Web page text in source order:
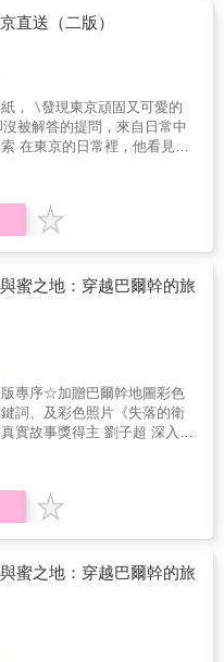
）繆爾是一位地質學家、
藝術家、作家和編輯，對於
業，他都以投注以深刻的洞
精神，這使他成為了大師。
（New York Times）繆爾著
所知的其他荒野作家更深扎
。——《洛杉磯時報》（Los
一位偉大的山之人……約翰·
化生活中如高塔般的存在，
Cocker），作家隨著越
們對世界做了什麼而感到震
和奉獻精神將迫切重要，可
（Edward Hoagland），美
人對於保護這種大美具有無
徐銘謙，台灣千里步道協
散文出奇地親密。他的著作
，山區充滿礦物質的冷冽空
樹脂味也躍然紙上。沒有其
這樣，對於大自然時時感到
繆爾，急於將那份驚奇傳達
和他一起經歷這風暴中。——
（Robert Macfarlane），
群山》作者啟發了現代環保
，荒野再次在其中綻放。——
）繆爾是一位地質學家、
藝術家、作家和編輯，對於
業，他都以投注以深刻的洞
精神，這使他成為了大師。
（New York Times）繆爾著
所知的其他荒野作家更深扎
。——《洛杉磯時報》（Los
一位偉大的山之人……約翰·
化生活中如高塔般的存在，
Cocker），作家隨著越
們對世界做了什麼而感到震
和奉獻精神將迫切重要，可
（Edward Hoagland），美
息，用散步的也可以。看看
不一定要走到終點呢。」 ➯
角度看待自己，原來生活有
B｜四十歲無職中年男子
這裡，並沒有特別目的，卻
身體感官和自己的思考，去
學時，念的都是某某大師的
得成熟、老練，卻也日漸陳
如此勾勒出的人生地圖，會
尾道沒
方，只有想偷偷藏起不願告
「有時我會覺得，尾道的日子
那真的發生過嗎，不是腦海裡
我再次走出車站北口，石階
嚨喘得好乾澀，從山徑轉彎
屋瓦黃牆壁的屋子，那空氣
院傳來的鐘聲，都告訴我，
世界，而我隨時都可以回
戒指的人、眷戀舊物所以持
寫不出來的人、跨越半個地
家店的氛圍而去打工的人；
的阿媽一人經營的喫茶店、
午覺再下來喝咖啡的小餐
「我之前寫過一版文案
和我說，他想要看到我很直
編）。然後他說，只有 200
到沒關係。『我跟你說，因
穿行國界、路程長達一千哩
……最後，為旅程畫下句點
史、速度也如年邁老牛的老
」車。 一場孤獨的旅程，二
火車，隨著悠長的汽笛鳴
上演的旅遊過程，有情有味
亞快車》一書中重現。【書
情，也絕不隨俗。……我曾說
行』本身的旅行者」。——
地，……這是一本有史以
兩個要素：敘述與評論……索
簡的散文形式來表現。有趣
一段旅程中，敘事的技法更
寫聖薩爾瓦多的足球賽及其
出色——書中對話體的敘述
有作品之最。——保羅．弗
）★旅遊書寫的極致表
乏味也充滿興味與人情味；
童的描述，更是令人滿心悲
——每日電訊報★當代最迷人
，而非抵達；是旅行，而非
決定做個實驗，隻身隨著火
的梅德福向南奔到不能再遠
單是為了一個再單純不過的
作者保羅‧索魯不設定旅行目
的心情，只帶著一副沾沾自
的模樣，展開一場從北美到
長旅程。在旅程的起點，保
快車與他一同登場。平穩前行
開與空間的對話之旅。整個
車接力式地串聯而成，且以
多變的旅行情味。如橫跨美
，像櫥窗般透視出墨西哥的衰
提克之鷹，橫越重山駛往秘魯
穿行國界、路程長達一千哩
……最後，為旅程畫下句點
史、速度也如年邁老牛的老
」車。 一場孤獨的旅程，二
火車，隨著悠長的汽笛鳴
上演的旅遊過程，有情有味
亞快車》一書中重現。【書
情，也絕不隨俗。……我曾說
行』本身的旅行者」。——
地，……這是一本有史以
最傑出的著作。——珍．莫
兩個要素：敘述與評論……索
簡的散文形式來表現。有趣
一段旅程中，敘事的技法更
寫聖薩爾瓦多的足球賽及其
出色——書中對話體的敘述
直送（二版）
可愛的
沒被解答的提問，來自日常中
在東京的日常裡，他看見繁
字的散文，帶出城市和人的
從日常小事窺看跨進令和時
性有異，敏感的寫作者也沒
其中的人們，體膚心緒的潮汐
日本文化的專書不同，《東
維中以自身所歷，加進身旁
回饋，必要時結合新聞報導
裝箱為一份帶有私人情感的
——引用自【自由副刊・愛讀
東京直送》是一本文學散文
觀察書。書中不僅描繪東京
動，還忠實紀錄了新冠疫情
在後疫情時代讀來，如同打
溫度。▍丟不掉的日式執著・
間，一秒看出誰是日本人，
網路通信已到了5G時代，唯
，散發出日本人愛紙也愛手寫
拆開華麗包裝，看見真東
章」是日本職場的都市傳
得學著鞠躬？・每當下過
棄的塑膠傘，那就是日本最
與蜜之地：穿越巴爾幹的旅
專序☆加贈巴爾幹地圖彩色
詞、及彩色照片《失落的衛
實故事獎得主 劉子超 深入巴
傾聽人心故事「土耳其語
KAN代表血。在這片血與蜜
義帶來歸屬與認同，也帶來
陳德政、楊理博、張潔平、廖
寶 好評推薦關於本
星》、《午夜降臨前抵達》
事獎」得主、單向街年度旅
發，從義大利邊境的里雅斯
與蜜之地：穿越巴爾幹的旅